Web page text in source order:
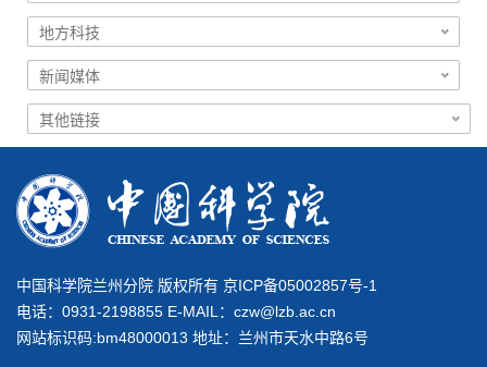
中国科学院兰州分院 版权所有 京ICP备05002857号-1
电话：0931-2198855 E-MAIL： czw@lzb.ac.cn
网站标识码:bm48000013 地址：兰州市天水中路6号